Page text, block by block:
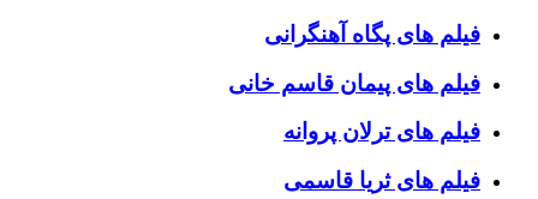
فیلم های پگاه آهنگرانی
فیلم های پیمان قاسم خانی
فیلم های ترلان پروانه
فیلم های ثریا قاسمی